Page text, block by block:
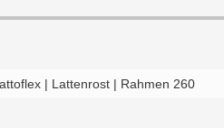
| Lattenrost | Rahmen 260